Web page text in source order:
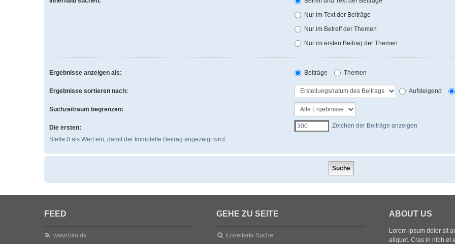
Nur im Text der Beiträge
Nur im Betreff der Themen
Nur im ersten Beitrag der Themen
Ergebnisse anzeigen als: Beiträge Themen
Ergebnisse sortieren nach: Aufsteigend
Suchzeitraum begrenzen:
Die ersten:
Stelle 0 als Wert ein, damit der komplette Beitrag angezeigt wird.
Zeichen der Beiträge anzeigen
FEED
www.bifo.de
GEHE ZU SEITE
Erweiterte Suche
ABOUT US
Lorem ipsum dolor sit
aliquet. Cras in nibh et